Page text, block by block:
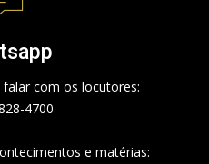
falar com os locutores:
4700
e matérias: